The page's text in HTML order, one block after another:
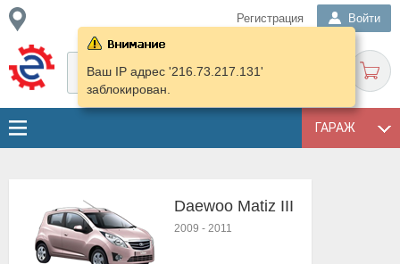
Регистрация Войти
ГАРАЖ
Ваш IP адрес '216.73.217.131'
заблокирован.
Daewoo Matiz III
2009 - 2011